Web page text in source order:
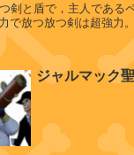
剣と盾で，主人である
で放つ放つ剣は超強力
ンジの影が...
ジャルマック聖